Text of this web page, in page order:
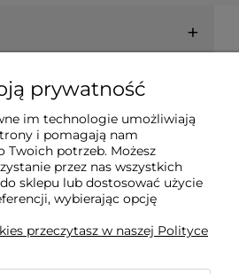
| metalu | betonu
prywatność
im technologie umożliwiają
i pomagają nam
Twoich potrzeb. Możesz
przez nas wszystkich
sklepu lub dostosować użycie
wybierając opcję
przeczytasz w naszej Polityce